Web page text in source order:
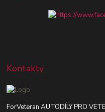
Kontakty
ForVeteran AUTODÍLY PRO